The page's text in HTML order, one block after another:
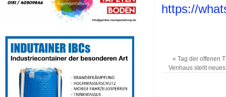
https://
« Tag der offenen
Venhaus stellt